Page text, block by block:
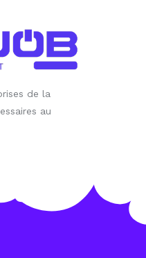
de la
au